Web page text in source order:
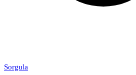
Sorgula